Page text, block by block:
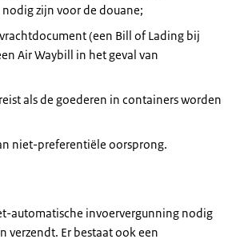
zijn voor de douane;
(een Bill of Lading bij
Air Waybill in het geval van
als de goederen in containers worden
niet-preferentiële oorsprong.
automatische invoervergunning nodig
verzendt. Er bestaat ook een